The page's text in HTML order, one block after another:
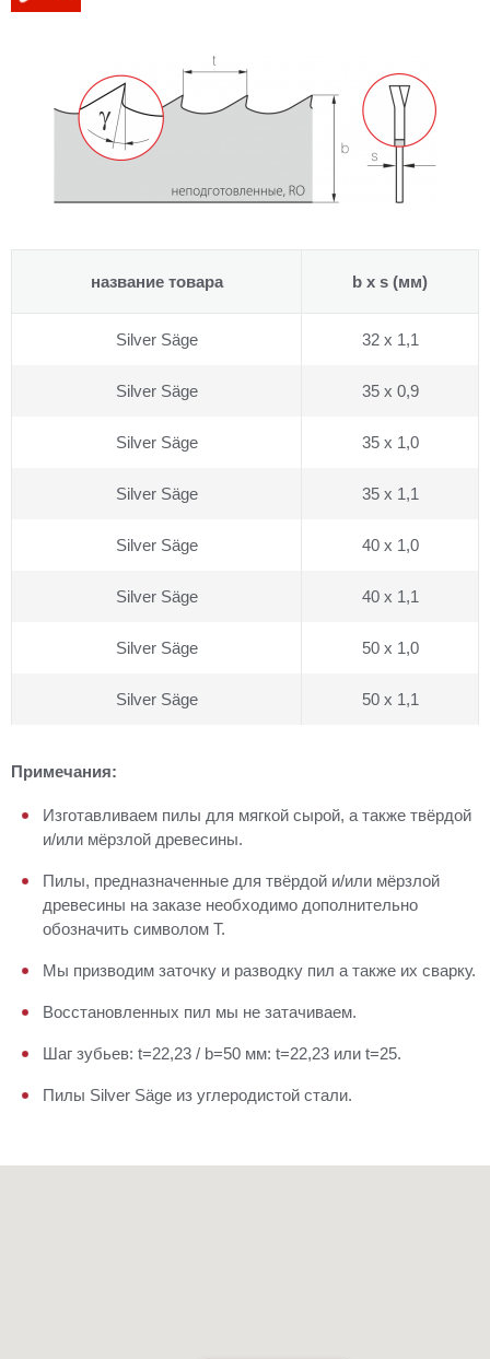
название товара b x s (мм)
Silver Säge 32 x 1,1
Silver Säge 35 x 0,9
Silver Säge 35 x 1,0
Silver Säge 35 x 1,1
Silver Säge 40 x 1,0
Silver Säge 40 x 1,1
Silver Säge 50 x 1,0
Silver Säge 50 x 1,1
Примечания:
Изготавливаем пилы для мягкой сырой, а также твёрдой
и/или мёрзлой древесины.
Пилы, предназначенные для твёрдой и/или мёрзлой
древесины на заказе необходимо дополнительно
обозначить символом T.
Мы призводим заточку и разводку пил а также их сварку.
Восстановленных пил мы не затачиваем.
Шаг зубьев: t=22,23 / b=50 мм: t=22,23 или t=25.
Пилы Silver Säge из углеродистой стали.